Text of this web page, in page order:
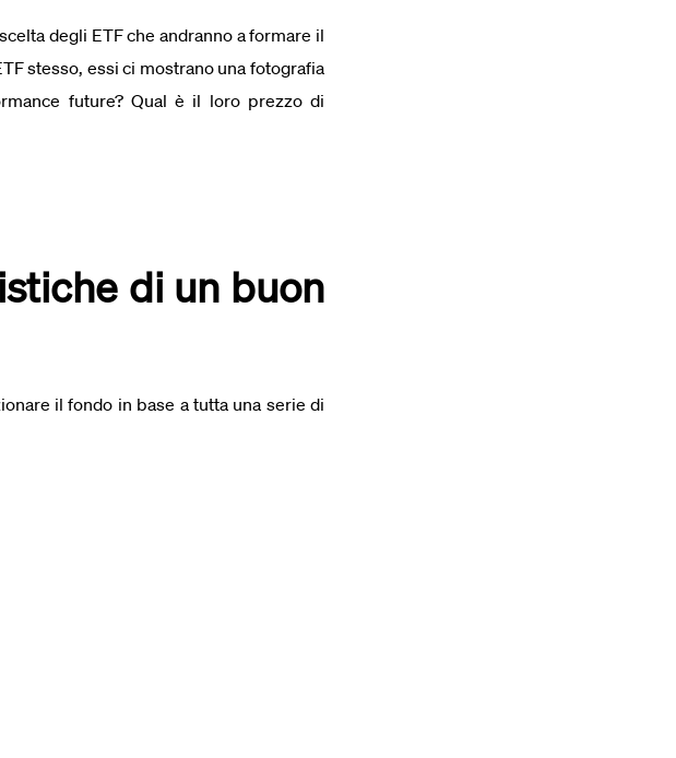
degli ETF che andranno a formare il
stesso, essi ci mostrano una fotografia
future? Qual è il loro prezzo di
di un buon
il fondo in base a tutta una serie di